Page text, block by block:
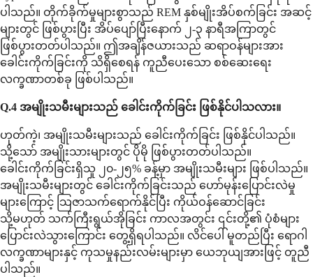
ပါသည်။ တိုက်ခိုက်မှုများစွာသည် REM နှစ်မျိုးအိပ်စက်ခြင်း အဆင့်
များတွင် ဖြစ်ပွားပြီး အိပ်ပျော်ပြီးနောက် ၂-၃ နာရီအကြာတွင်
ဖြစ်ပွားတတ်ပါသည်။ ဤအချိန်ဇယားသည် ဆရာဝန်များအား
ခေါင်းကိုက်ခြင်းကို သိရှိစေရန် ကူညီပေးသော စစ်ဆေးရေး
လက္ခဏာတစ်ခု ဖြစ်ပါသည်။
Q.4 အမျိုးသမီးများသည် ခေါင်းကိုက်ခြင်း ဖြစ်နိုင်ပါသလား။
ဟုတ်ကဲ့၊ အမျိုးသမီးများသည် ခေါင်းကိုက်ခြင်း ဖြစ်နိုင်ပါသည်။
သို့သော် အမျိုးသားများတွင် ပိုမို ဖြစ်ပွားတတ်ပါသည်။
ခေါင်းကိုက်ခြင်းရှိသူ ၂၀-၂၅% ခန့်မှာ အမျိုးသမီးများ ဖြစ်ပါသည်။
အမျိုးသမီးများတွင် ခေါင်းကိုက်ခြင်းသည် ဟော်မုန်းပြောင်းလဲမှု
များကြောင့် သြဇာသက်ရောက်နိုင်ပြီး ကိုယ်ဝန်ဆောင်ခြင်း
သို့မဟုတ် သက်ကြီးရွယ်အိုခြင်း ကာလအတွင်း ၎င်းတို့၏ ပုံစံများ
ပြောင်းလဲသွားကြောင်း တွေ့ရှိရပါသည်။ လိင်ပေါ် မူတည်ပြီး ရောဂါ
လက္ခဏာများနှင့် ကုသမှုနည်းလမ်းများမှာ ယေဘုယျအားဖြင့် တူညီ
ပါသည်။